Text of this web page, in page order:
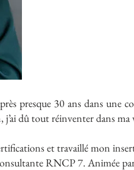
presque 30 ans dans
dû tout réinventer dans ma
et travaillé mon
RNCP 7. Animée